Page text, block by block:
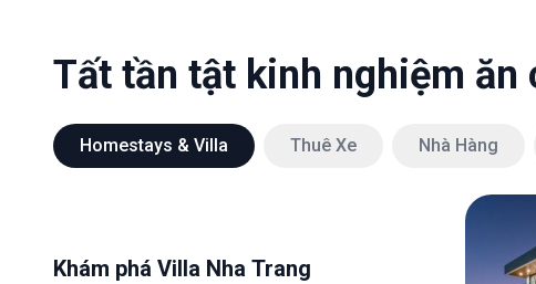
Tất tần tật kinh nghiệm ăn
Homestays & Villa Thuê Xe Nhà Hàng
Khám phá Villa Nha Trang